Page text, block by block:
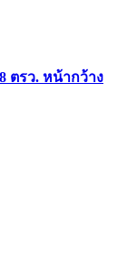
ตรว. หน้ากว้าง